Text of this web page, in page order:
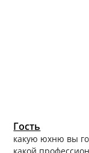
Гость
какую юхню вы